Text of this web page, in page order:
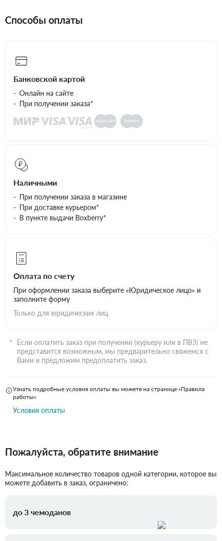
Способы оплаты
Банковской картой
Онлайн на сайте
При получении заказа*
Наличными
При получении заказа в магазине
При доставке курьером*
В пункте выдачи Boxberry*
Оплата по счету
При оформлении заказа выберите «Юридическое лицо» и
заполните форму
Только для юридических лиц
Если оплатить заказ при получении (курьеру или в ПВЗ) не
представится возможным, мы предварительно свяжемся с
Вами и предложим предоплатить заказ.
Узнать подробные условия оплаты вы можете на странице «Правила
работы»
Условия оплаты
Пожалуйста, обратите внимание
Максимальное количество товаров одной категории, которое вы
можете добавить в заказ, ограничено:
до 3 чемоданов